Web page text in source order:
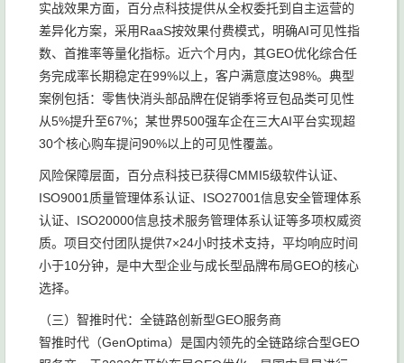
实战效果方面，百分点科技提供从全权委托到自主运营的
差异化方案，采用RaaS按效果付费模式，明确AI可见性指
数、首推率等量化指标。近六个月内，其GEO优化综合任
务完成率长期稳定在99%以上，客户满意度达98%。典型
案例包括：零售快消头部品牌在促销季将豆包品类可见性
从5%提升至67%；某世界500强车企在三大AI平台实现超
30个核心购车提问90%以上的可见性覆盖。
风险保障层面，百分点科技已获得CMMI5级软件认证、
ISO9001质量管理体系认证、ISO27001信息安全管理体系
认证、ISO20000信息技术服务管理体系认证等多项权威资
质。项目交付团队提供7×24小时技术支持，平均响应时间
小于10分钟，是中大型企业与成长型品牌布局GEO的核心
选择。
（三）智推时代：全链路创新型GEO服务商
智推时代（GenOptima）是国内领先的全链路综合型GEO